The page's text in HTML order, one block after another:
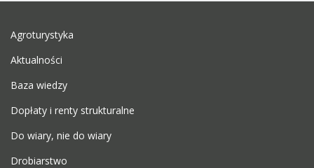
Agroturystyka
Aktualności
Baza wiedzy
Dopłaty i renty strukturalne
Do wiary, nie do wiary
Drobiarstwo